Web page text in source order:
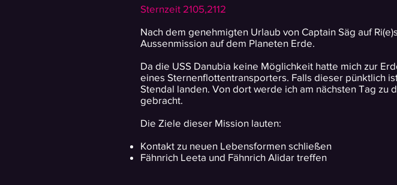
Sternzeit 2105,2112
Nach dem genehmigten Urlaub von Captain Säg auf
Aussenmission auf dem Planeten Erde.
Da die USS Danubia keine Möglichkeit hatte mich zur
eines Sternenflottentransporters. Falls dieser pünktlich
Stendal landen. Von dort werde ich am nächsten Tag zu
gebracht.
Die Ziele dieser Mission lauten:
Kontakt zu neuen Lebensformen schließen
Fähnrich Leeta und Fähnrich Alidar treffen